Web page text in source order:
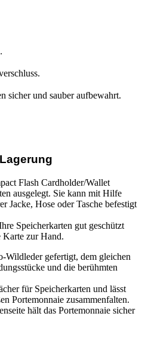
sicher und sauber aufbewahrt.
Flash Cardholder/Wallet
ausgelegt. Sie kann mit Hilfe
Jacke, Hose oder Tasche befestigt
Speicherkarten gut geschützt
Karte zur Hand.
Wildleder gefertigt, dem gleichen
und die berühmten
für Speicherkarten und lässt
Portemonnaie zusammenfalten.
hält das Portemonnaie sicher